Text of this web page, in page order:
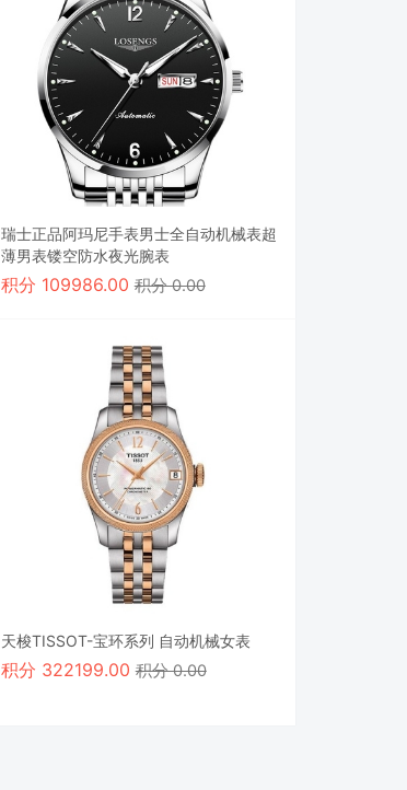
瑞士正品阿玛尼手表男士全自动机械表超
薄男表镂空防水夜光腕表
积分 109986.00积分 0.00
天梭TISSOT-宝环系列 自动机械女表
积分 322199.00积分 0.00